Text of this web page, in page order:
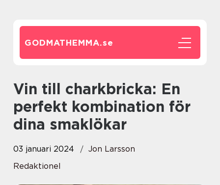
GODMATHEMMA.se
Vin till charkbricka: En
perfekt kombination för
dina smaklökar
03 januari 2024
Jon Larsson
Redaktionel